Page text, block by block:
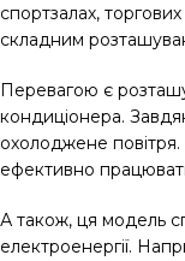
спортзалах,
складним
Перевагою є
кондиціонера.
охолоджене
ефективно
А також, ця модель
електроенергії.